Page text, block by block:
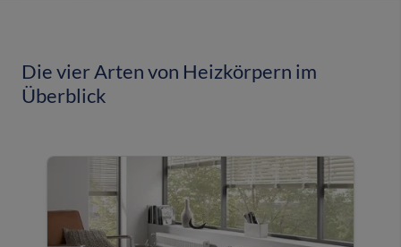
Die vier Arten von Heizkörpern im
Überblick